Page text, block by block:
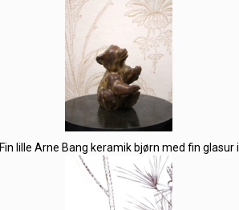
Fin lille Arne Bang keramik bjørn med fin glasur i